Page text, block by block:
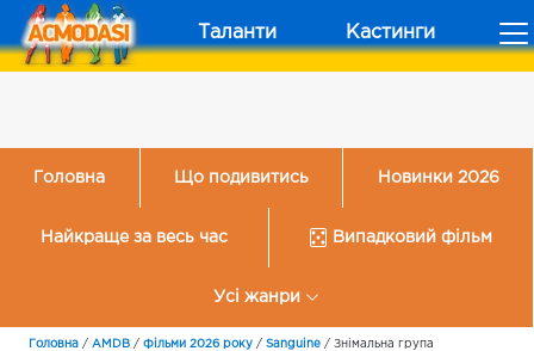
Таланти Кастинги
Головна Що подивитись Новинки 2026
Найкраще за весь час Випадковий фільм
Усі жанри
Головна / AMDB / Фільми 2026 року / Sanguine / Знімальна група